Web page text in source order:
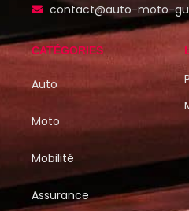
contact@auto-moto-
CATÉGORIES
Auto
Moto
Mobilité
Assurance